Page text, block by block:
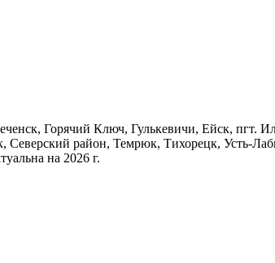
Горячий Ключ, Гулькевичи, Ейск, пгт.
район, Темрюк, Тихорецк, Усть-
на 2026 г.